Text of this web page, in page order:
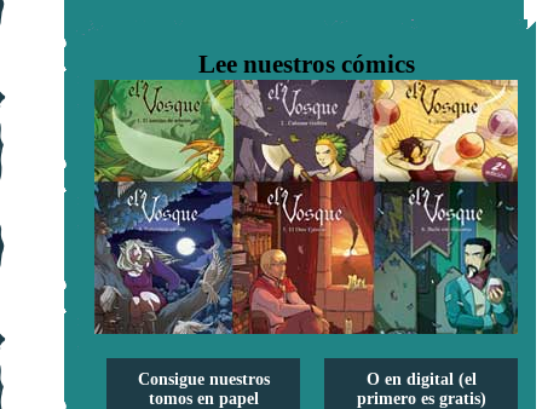
Lee nuestros cómics
Consigue nuestros
tomos en papel
O en digital (el
primero es gratis)